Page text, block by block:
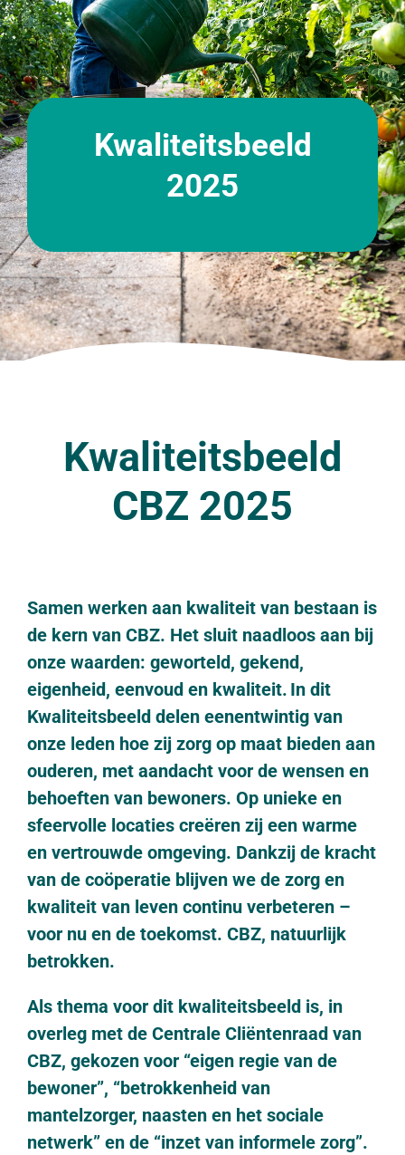
Kwaliteitsbeeld
2025
Kwaliteitsbeeld
CBZ 2025
Samen werken aan kwaliteit van bestaan is
de kern van CBZ. Het sluit naadloos aan bij
onze waarden: geworteld, gekend,
eigenheid, eenvoud en kwaliteit. In dit
Kwaliteitsbeeld delen eenentwintig van
onze leden hoe zij zorg op maat bieden aan
ouderen, met aandacht voor de wensen en
behoeften van bewoners. Op unieke en
sfeervolle locaties creëren zij een warme
en vertrouwde omgeving. Dankzij de kracht
van de coöperatie blijven we de zorg en
kwaliteit van leven continu verbeteren –
voor nu en de toekomst. CBZ, natuurlijk
betrokken.
Als thema voor dit kwaliteitsbeeld is, in
overleg met de Centrale Cliëntenraad van
CBZ, gekozen voor “eigen regie van de
bewoner”, “betrokkenheid van
mantelzorger, naasten en het sociale
netwerk” en de “inzet van informele zorg”.